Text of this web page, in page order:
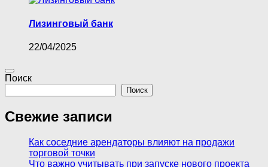
Лизинговый банк
22/04/2025
Поиск
Поиск
Свежие записи
Как соседние арендаторы влияют на продажи
торговой точки
Что важно учитывать при запуске нового проекта